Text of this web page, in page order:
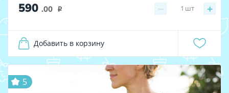
590 .00 i − +
1 шт
Добавить в корзину
5